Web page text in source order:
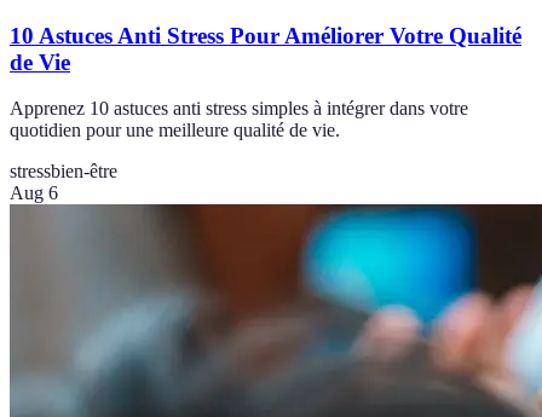
10 Astuces Anti Stress Pour Améliorer Votre Qualité
de Vie
Apprenez 10 astuces anti stress simples à intégrer dans votre
quotidien pour une meilleure qualité de vie.
stressbien-être
Aug 6